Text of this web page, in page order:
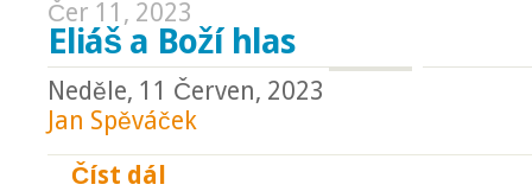
Čer 11, 2023
Eliáš a Boží hlas
Neděle, 11 Červen, 2023
Jan Spěváček
Číst dál